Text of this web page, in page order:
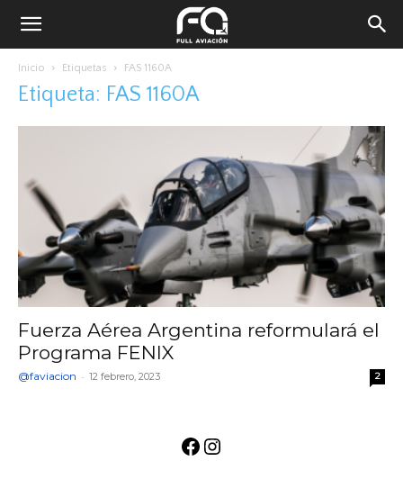
Inicio Etiquetas FAS 1160A
Etiqueta: FAS 1160A
Fuerza Aérea Argentina reformulará el
Programa FENIX
@faviacion - 12 febrero, 2023 2
Facebook
Instagram